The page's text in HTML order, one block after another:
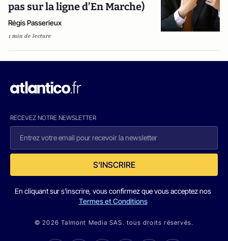
pas sur la ligne d’En Marche)
Régis Passerieux
1 min de lecture
RECEVEZ NOTRE NEWSLETTER
S'INSCRIRE
En cliquant sur s'inscrire, vous confirmez que vous acceptez nos
Termes et Conditions
© 2026 Talmont Media SAS. tous droits réservés.